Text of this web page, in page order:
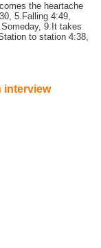
the heartache
5.Falling 4:49,
9.It takes
to station 4:38,
interview